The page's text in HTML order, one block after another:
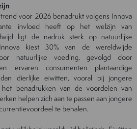
voor 2026 benadrukt volgens Innova
invloed heeft op het welzijn van
ligt de nadruk sterk op natuurlijke
kiest 30% van de wereldwijde
natuurlijke voeding, gevolgd door
ervaren consumenten plantaardige
dierlijke eiwitten, vooral bij jongere
benadrukken van de voordelen van
helpen zich aan te passen aan jongere
te behalen.